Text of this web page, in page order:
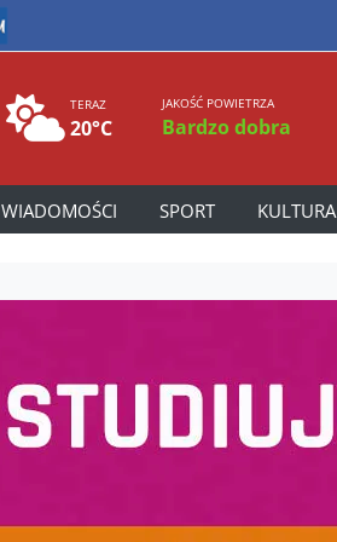
TERAZ
20°C
JAKOŚĆ POWIETRZA
Bardzo dobra
WIADOMOŚCI SPORT KULTURA